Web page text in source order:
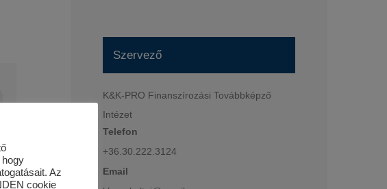
Szervező
K&K-PRO Finanszírozási Továbbképző
Intézet
Telefon
+36.30.222.3124
Email
hogy
Az
cookie